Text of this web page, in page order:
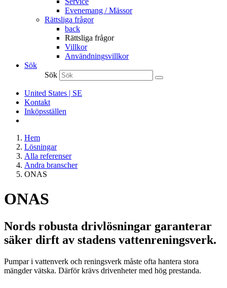
Evenemang / Mässor
Rättsliga frågor
back
Rättsliga frågor
Villkor
Användningsvillkor
Sök
Sök
United States | SE
Kontakt
Inköpsställen
Hem
Lösningar
Alla referenser
Andra branscher
ONAS
ONAS
Nords robusta drivlösningar garanterar
säker dirft av stadens vattenreningsverk.
Pumpar i vattenverk och reningsverk måste ofta hantera stora
mängder vätska. Därför krävs drivenheter med hög prestanda.